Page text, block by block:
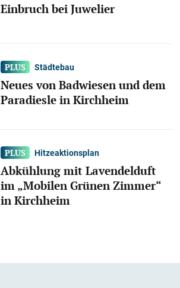
Einbruch bei Juwelier
Städtebau
Neues von Badwiesen und dem
Paradiesle in Kirchheim
Hitzeaktionsplan
Abkühlung mit Lavendelduft
im „Mobilen Grünen Zimmer“
in Kirchheim